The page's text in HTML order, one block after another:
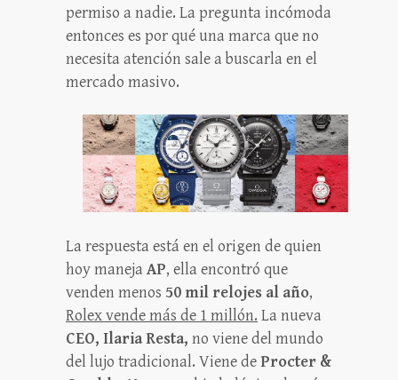
permiso a nadie. La pregunta incómoda
entonces es por qué una marca que no
necesita atención sale a buscarla en el
mercado masivo.
La respuesta está en el origen de quien
hoy maneja AP, ella encontró que
venden menos 50 mil relojes al año,
Rolex vende más de 1 millón. La nueva
CEO, Ilaria Resta, no viene del mundo
del lujo tradicional. Viene de Procter &